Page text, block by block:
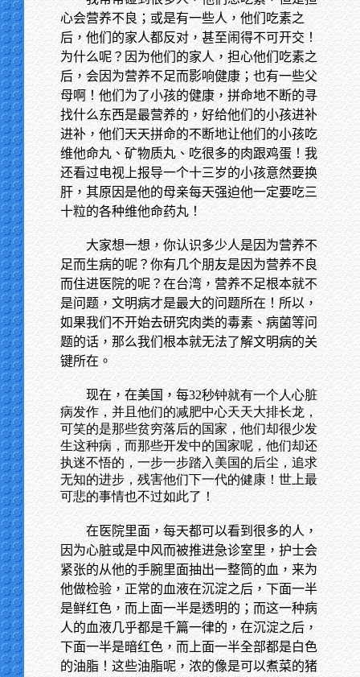
心会营养不良；或是有一些人，他们吃素之
后，他们的家人都反对，甚至闹得不可开交！
为什么呢？因为他们的家人，担心他们吃素之
后，会因为营养不足而影响健康；也有一些父
母啊！他们为了小孩的健康，拼命地不断的寻
找什么东西是最营养的，好给他们的小孩进补
进补，他们天天拼命的不断地让他们的小孩吃
维他命丸、矿物质丸、吃很多的肉跟鸡蛋！我
还看过电视上报导一个十三岁的小孩意然要换
肝，其原因是他的母亲每天强迫他一定要吃三
十粒的各种维他命药丸！
大家想一想，你认识多少人是因为营养不
足而生病的呢？你有几个朋友是因为营养不良
而住进医院的呢？在台湾，营养不足根本就不
是问题，文明病才是最大的问题所在！所以，
如果我们不开始去研究肉类的毒素、病菌等问
题的话，那么我们根本就无法了解文明病的关
键所在。
现在，在美国，每32秒钟就有一个人心脏
病发作，并且他们的减肥中心天天大排长龙，
可笑的是那些贫穷落后的国家，他们却很少发
生这种病，而那些开发中的国家呢，他们却还
执迷不悟的，一步一步踏入美国的后尘，追求
无知的进步，残害他们下一代的健康！世上最
可悲的事情也不过如此了！
在医院里面，每天都可以看到很多的人，
因为心脏或是中风而被推进急诊室里，护士会
紧张的从他的手腕里面抽出一整筒的血，来为
他做检验，正常的血液在沉淀之后，下面一半
是鲜红色，而上面一半是透明的；而这一种病
人的血液几乎都是千篇一律的，在沉淀之后，
下面一半是暗红色，而上面一半全部都是白色
的油脂！这些油脂呢，浓的像是可以煮菜的猪